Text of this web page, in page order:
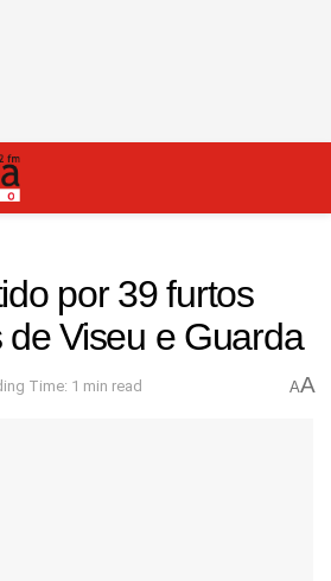
por 39 furtos
de Viseu e Guarda
Time: 1 min read AA